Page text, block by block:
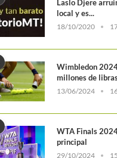
Laslo Djere
local y es...
18/10/2020
Wimbledon
millones de
13/06/2024
WTA Finals
principal
29/10/2024